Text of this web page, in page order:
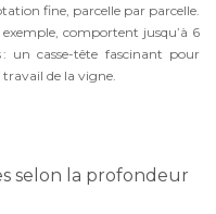
fine, parcelle par parcelle.
comportent jusqu’à 6
un casse-tête fascinant pour
travail de la vigne.
selon la profondeur